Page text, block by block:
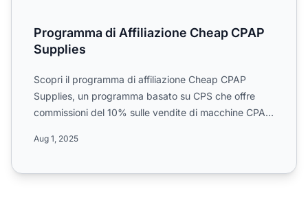
Programma di Affiliazione Cheap CPAP
Supplies
Scopri il programma di affiliazione Cheap CPAP
Supplies, un programma basato su CPS che offre
commissioni del 10% sulle vendite di macchine CPAP,
Aug 1, 2025